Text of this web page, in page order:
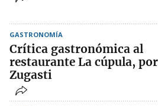
GASTRONOMÍA
Crítica gastronómica al
restaurante La cúpula,
Zugasti